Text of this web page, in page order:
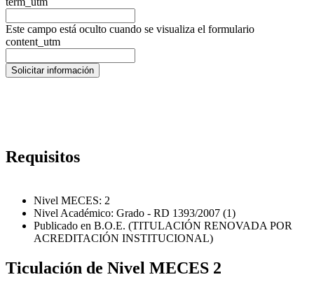
Este campo está oculto cuando se visualiza el formulario
content_utm
Requisitos
Nivel MECES: 2
Nivel Académico: Grado - RD 1393/2007 (1)
Publicado en B.O.E. (TITULACIÓN RENOVADA POR
ACREDITACIÓN INSTITUCIONAL)
Ticulación de Nivel MECES 2